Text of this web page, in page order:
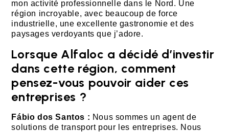
mon activité professionnelle dans le Nord. Une
région incroyable, avec beaucoup de force
industrielle, une excellente gastronomie et des
paysages verdoyants que j’adore.
Lorsque Alfaloc a décidé d’investir
dans cette région, comment
pensez-vous pouvoir aider ces
entreprises ?
Fábio dos Santos : Nous sommes un agent de
solutions de transport pour les entreprises. Nous